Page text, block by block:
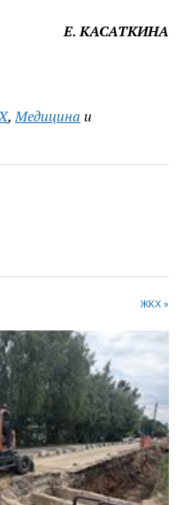
Е. КАСАТКИНА
,Медицина и
ЖКХ »